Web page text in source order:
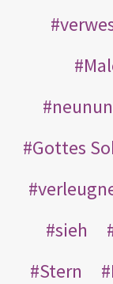
Gottes
sieh
Stern